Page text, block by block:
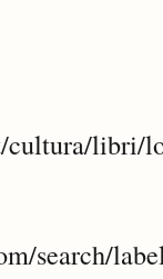
libri/
search/